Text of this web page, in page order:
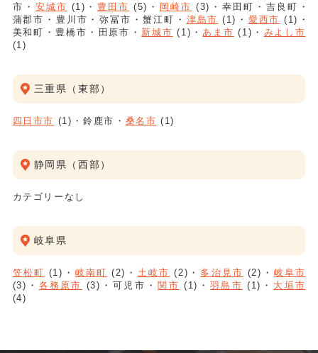
市
安城市 (1) 豊田市 (5) 岡崎市 (3) 幸田町
吉良町
蒲郡市
豊川市 弥冨市 蟹江町 津島市 (1) 愛西市 (1)
美和町
豊橋市 田原市 新城市 (1) あま市 (1)
みよし市
(1)
三重県（東部）
四日市市 (1) 鈴鹿市 桑名市 (1)
静岡県（西部）
カテゴリーなし
岐阜県
笠松町 (1) 岐南町 (2) 土岐市 (2) 多治見市 (2)
岐阜市
(3)
各務原市 (3) 可児市 関市 (1) 羽島市 (1)
大垣市
(4)